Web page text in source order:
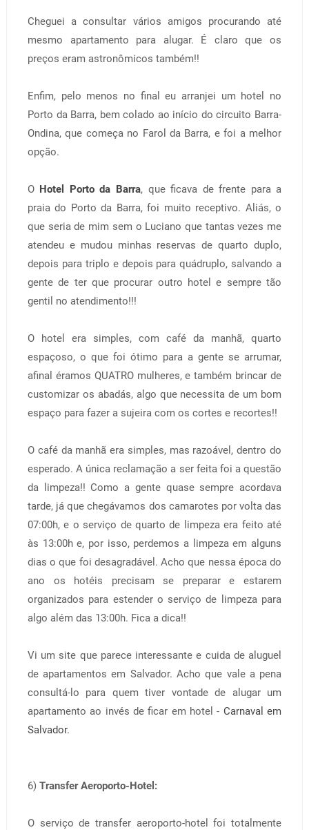
Cheguei a consultar vários amigos procurando até
mesmo apartamento para alugar. É claro que os
preços eram astronômicos também!!
Enfim, pelo menos no final eu arranjei um hotel no
Porto da Barra, bem colado ao início do circuito Barra-
Ondina, que começa no Farol da Barra, e foi a melhor
opção.
O Hotel Porto da Barra, que ficava de frente para a
praia do Porto da Barra, foi muito receptivo. Aliás, o
que seria de mim sem o Luciano que tantas vezes me
atendeu e mudou minhas reservas de quarto duplo,
depois para triplo e depois para quádruplo, salvando a
gente de ter que procurar outro hotel e sempre tão
gentil no atendimento!!!
O hotel era simples, com café da manhã, quarto
espaçoso, o que foi ótimo para a gente se arrumar,
afinal éramos QUATRO mulheres, e também brincar de
customizar os abadás, algo que necessita de um bom
espaço para fazer a sujeira com os cortes e recortes!!
O café da manhã era simples, mas razoável, dentro do
esperado. A única reclamação a ser feita foi a questão
da limpeza!! Como a gente quase sempre acordava
tarde, já que chegávamos dos camarotes por volta das
07:00h, e o serviço de quarto de limpeza era feito até
às 13:00h e, por isso, perdemos a limpeza em alguns
dias o que foi desagradável. Acho que nessa época do
ano os hotéis precisam se preparar e estarem
organizados para estender o serviço de limpeza para
algo além das 13:00h. Fica a dica!!
Vi um site que parece interessante e cuida de aluguel
de apartamentos em Salvador. Acho que vale a pena
consultá-lo para quem tiver vontade de alugar um
apartamento ao invés de ficar em hotel - Carnaval em
Salvador.
6) Transfer Aeroporto-Hotel:
O serviço de transfer aeroporto-hotel foi totalmente